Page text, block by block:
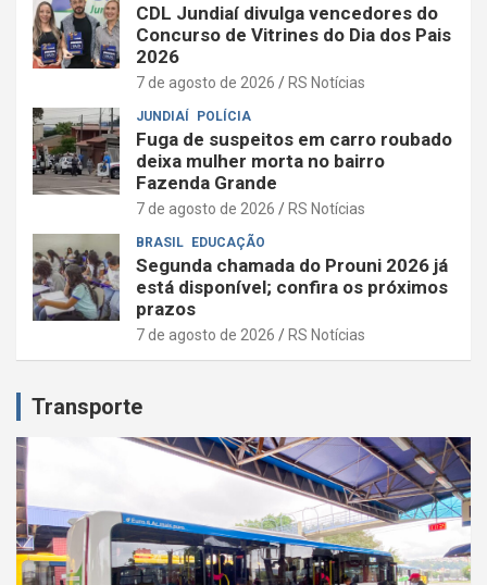
CDL Jundiaí divulga vencedores do
Concurso de Vitrines do Dia dos Pais
2026
7 de agosto de 2026 RS Notícias
JUNDIAÍ POLÍCIA
Fuga de suspeitos em carro roubado
deixa mulher morta no bairro
Fazenda Grande
7 de agosto de 2026 RS Notícias
BRASIL EDUCAÇÃO
Segunda chamada do Prouni 2026 já
está disponível; confira os próximos
prazos
7 de agosto de 2026 RS Notícias
Transporte